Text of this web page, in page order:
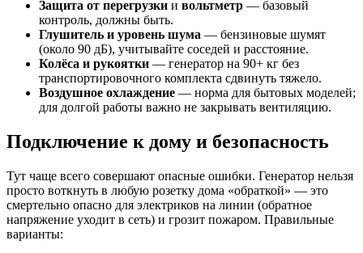
Защита от перегрузки и вольтметр — базовый
контроль, должны быть.
Глушитель и уровень шума — бензиновые шумят
(около 90 дБ), учитывайте соседей и расстояние.
Колёса и рукоятки — генератор на 90+ кг без
транспортировочного комплекта сдвинуть тяжело.
Воздушное охлаждение — норма для бытовых моделей;
для долгой работы важно не закрывать вентиляцию.
Подключение к дому и безопасность
Тут чаще всего совершают опасные ошибки. Генератор нельзя
просто воткнуть в любую розетку дома «обраткой» — это
смертельно опасно для электриков на линии (обратное
напряжение уходит в сеть) и грозит пожаром. Правильные
варианты: